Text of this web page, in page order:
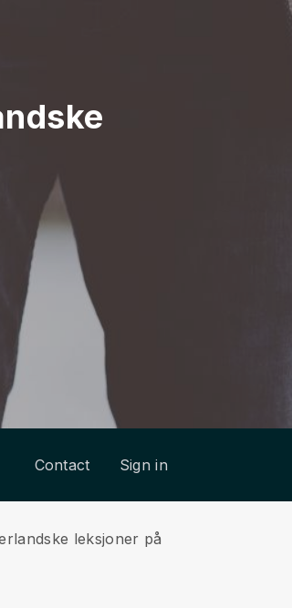
Contact Sign in
leksjoner på